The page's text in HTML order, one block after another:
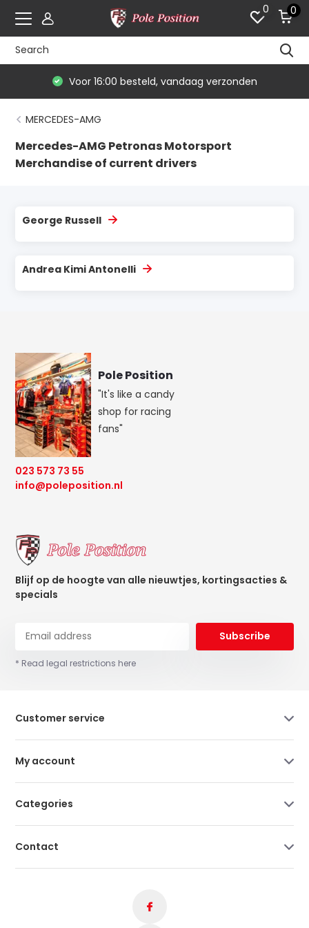
0 0
Voor 16:00 besteld, vandaag verzonden
MERCEDES-AMG
Mercedes-AMG Petronas Motorsport
Merchandise of current drivers
George Russell
Andrea Kimi Antonelli
Pole Position
"It's like a candy
shop for racing
fans"
023 573 73 55
info@poleposition.nl
Blijf op de hoogte van alle nieuwtjes, kortingsacties &
specials
Subscribe
* Read legal restrictions here
Customer service
My account
Categories
Contact